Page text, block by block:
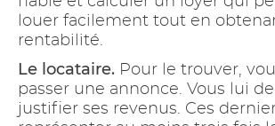
louer facilement tout en
rentabilité.
Le locataire. Pour le trouver,
passer une annonce. Vous lui
justifier ses revenus. Ces